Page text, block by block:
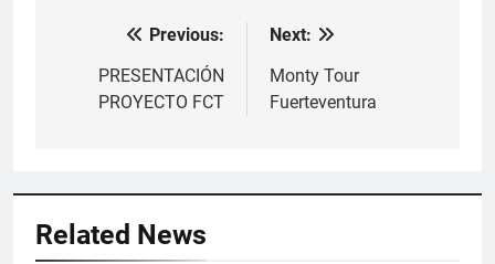
Navegación
Previous:
PRESENTACIÓN
PROYECTO FCT
Next:
Monty Tour
Fuerteventura
Related News